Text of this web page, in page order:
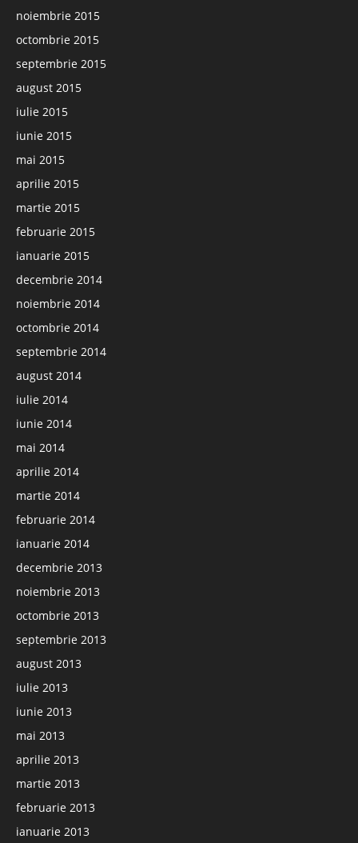
noiembrie 2015
octombrie 2015
septembrie 2015
august 2015
iulie 2015
iunie 2015
mai 2015
aprilie 2015
martie 2015
februarie 2015
ianuarie 2015
decembrie 2014
noiembrie 2014
octombrie 2014
septembrie 2014
august 2014
iulie 2014
iunie 2014
mai 2014
aprilie 2014
martie 2014
februarie 2014
ianuarie 2014
decembrie 2013
noiembrie 2013
octombrie 2013
septembrie 2013
august 2013
iulie 2013
iunie 2013
mai 2013
aprilie 2013
martie 2013
februarie 2013
ianuarie 2013